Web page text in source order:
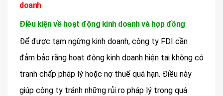
doanh
Điều kiện về hoạt động kinh doanh và hợp đồng
Để được tạm ngừng kinh doanh, công ty FDI cần
đảm bảo rằng hoạt động kinh doanh hiện tại không có
tranh chấp pháp lý hoặc nợ thuế quá hạn. Điều này
giúp công ty tránh những rủi ro pháp lý trong quá